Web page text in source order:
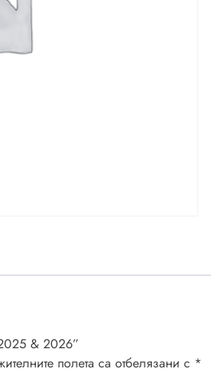
& 2026”
полета са отбелязани с *